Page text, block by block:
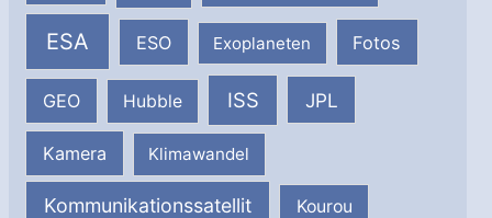
ESA ESO Exoplaneten Fotos
GEO Hubble ISS JPL
Kamera Klimawandel
Kommunikationssatellit Kourou